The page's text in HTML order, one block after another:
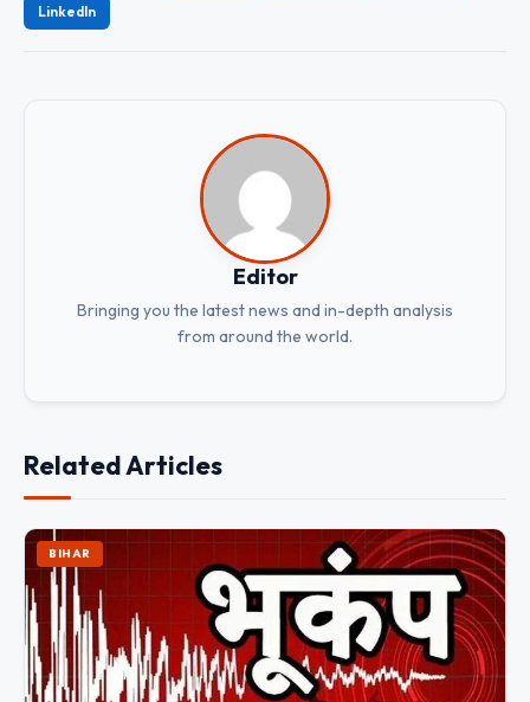
LinkedIn
Editor
Bringing you the latest news and in-depth analysis
from around the world.
Related Articles
BIHAR